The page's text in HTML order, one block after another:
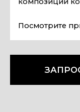
Посмотрите